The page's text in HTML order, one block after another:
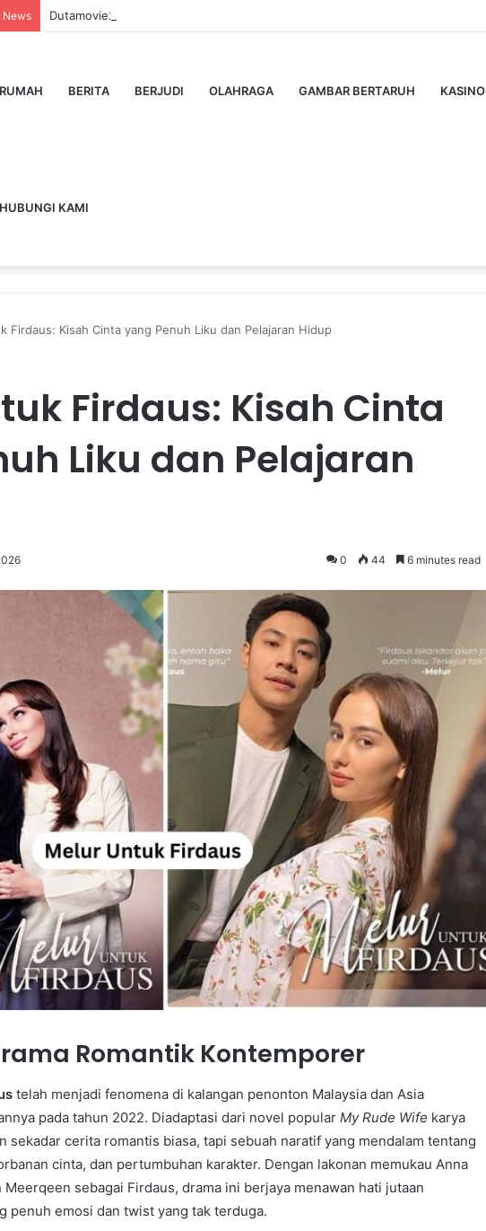
News Dutamovie21 Pro: Panduan Lengkap untuk Pengguna Modern
RUMAH BERITA BERJUDI OLAHRAGA GAMBAR BERTARUH KASINO
HUBUNGI KAMI
Firdaus: Kisah Cinta yang Penuh Liku dan Pelajaran Hidup
Firdaus: Kisah Cinta
Liku dan Pelajaran
0 44 6 minutes read
Romantik Kontemporer
telah menjadi fenomena di kalangan penonton Malaysia dan Asia
pada tahun 2022. Diadaptasi dari novel popular My Rude Wife karya
sekadar cerita romantis biasa, tapi sebuah naratif yang mendalam tentang
cinta, dan pertumbuhan karakter. Dengan lakonan memukau Anna
sebagai Firdaus, drama ini berjaya menawan hati jutaan
penuh emosi dan twist yang tak terduga.